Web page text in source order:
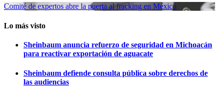
Comité de expertos abre la puerta al fracking en México
Lo más visto
Sheinbaum anuncia refuerzo de seguridad en Michoacán
para reactivar exportación de aguacate
Sheinbaum defiende consulta pública sobre derechos de
las audiencias